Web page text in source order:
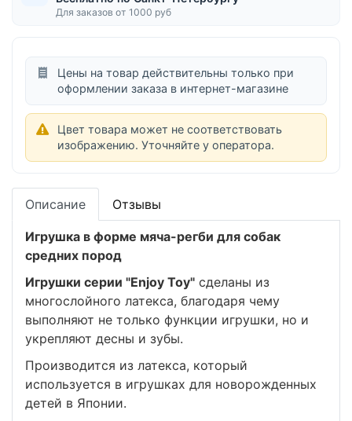
Для заказов от 1000 руб
Цены на товар действительны только при
оформлении заказа в интернет-магазине
Цвет товара может не соответствовать
изображению. Уточняйте у оператора.
Описание Отзывы
Игрушка в форме мяча-регби для собак
средних пород
Игрушки серии "Enjoy Toy" сделаны из
многослойного латекса, благодаря чему
выполняют не только функции игрушки, но и
укрепляют десны и зубы.
Производится из латекса, который
используется в игрушках для новорожденных
детей в Японии.